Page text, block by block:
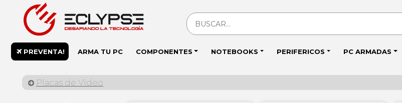
PREVENTA! ARMA TU PC COMPONENTES NOTEBOOKS PERIFERICOS PC ARMADAS
Placas de Video